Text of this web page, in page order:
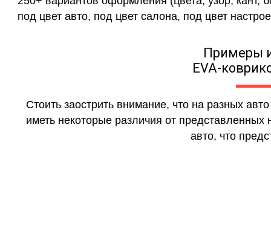
под цвет авто, под цвет салона, под цвет
Примеры
EVA-
Стоить заострить внимание, что на разных
иметь некоторые различия от
авто, что